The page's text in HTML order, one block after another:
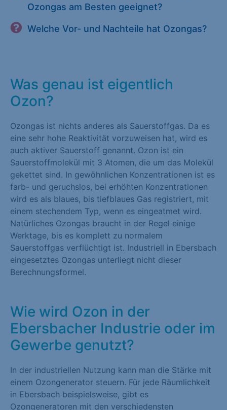
Ozongas am Besten geeignet?
Welche Vor- und Nachteile hat Ozongas?
Was genau ist eigentlich
Ozon?
Ozongas ist nichts anderes als Sauerstoffgas. Da es
eine sehr hohe Reaktivität vorzuweisen hat, wird es
auch aktiver Sauerstoff genannt. Ozon ist ein
Sauerstoffmolekül mit 3 Atomen, die um das Molekül
gekettet sind. In gewöhnlichen Konzentrationen ist es
farb- und geruchslos, bei erhöhten Konzentrationen
wird es als blaues, bis tiefblaues Gas registriert, mit
einem stechendem Typ, wenn es eingeatmet wird.
Natürliches Ozongas braucht in der Regel einige
Werktage, bis es komplett zu normalem
Sauerstoffgas verflüchtigt ist. Industriell in Ebersbach
eingesetztes Ozongas unterliegt nicht dieser
Berechnungsformel.
Wie wird Ozon in der
Ebersbacher Industrie oder im
Gewerbe genutzt?
In der industriellen Nutzung kann man die Stärke mit
einem Ozongenerator steuern. Für jede Räumlichkeit
in Ebersbach beispielsweise, gibt es
Ozongeneratoren mit den verschiedensten